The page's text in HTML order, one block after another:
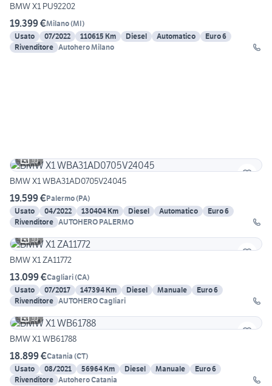
BMW X1 PU92202
19.399 €Milano(MI)
Usato
07/2022 110615 Km Diesel Automatico
Euro 6
Rivenditore Autohero Milano
10
BMW X1 WBA31AD0705V24045
19.599 €Palermo(PA)
Usato
04/2022 130404 Km Diesel Automatico
Euro 6
Rivenditore AUTOHERO PALERMO
10
BMW X1 ZA11772
13.099 €Cagliari(CA)
Usato
07/2017 147394 Km Diesel Manuale
Euro 6
Rivenditore AUTOHERO Cagliari
10
BMW X1 WB61788
18.899 €Catania (CT)
Usato
08/2021 56964 Km Diesel Manuale
Euro 6
Rivenditore Autohero Catania